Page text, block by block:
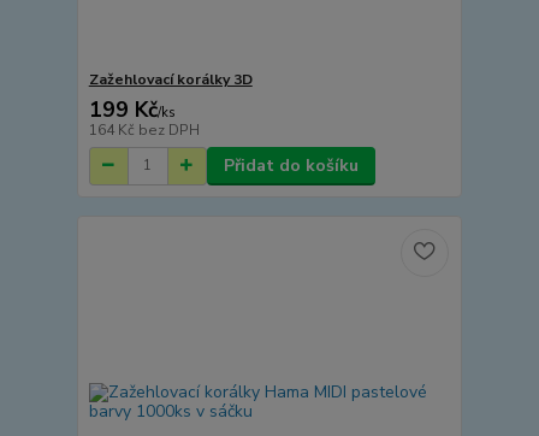
Zažehlovací korálky 3D
199 Kč/ks
164 Kč bez DPH
Přidat do košíku